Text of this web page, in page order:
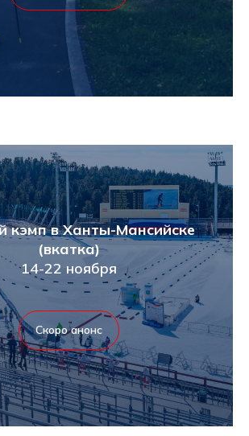
в Ханты-Мансийске
(вкатка)
14-22 ноября
Скоро анонс